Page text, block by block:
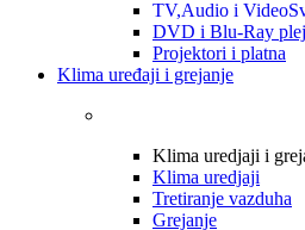
TV,Audio i Video
DVD i Blu-Ray
Projektori i platna
Klima uređaji i grejanje
Klima uredjaji i
Klima uredjaji
Tretiranje vazduha
Grejanje